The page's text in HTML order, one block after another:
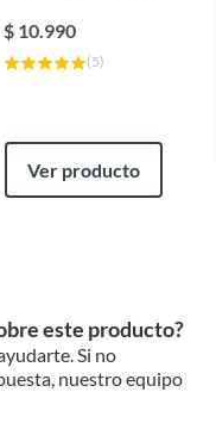
$ 10.990
(5)
Ver producto
este producto?
Si no
nuestro equipo